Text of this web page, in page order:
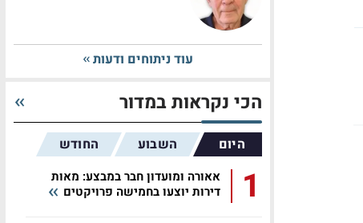
עוד ניתוחים ודעות
הכי נקראות במדור
היום השבוע החודש
1
אאורה ומועדון חבר במבצע: מאות
דירות יוצעו בחמישה פרויקטים